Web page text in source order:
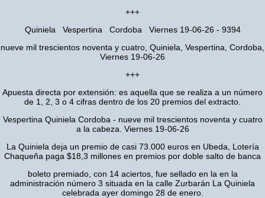
+++
Quiniela Vespertina Cordoba Viernes 19-06-26 - 9394
nueve mil trescientos noventa y cuatro, Quiniela, Vespertina, Cordoba,
Viernes 19-06-26
+++
Apuesta directa por extensión: es aquella que se realiza a un número
de 1, 2, 3 o 4 cifras dentro de los 20 premios del extracto.
Vespertina Quiniela Cordoba - nueve mil trescientos noventa y cuatro
a la cabeza. Viernes 19-06-26
La Quiniela deja un premio de casi 73.000 euros en Ubeda, Lotería
Chaqueña paga $18,3 millones en premios por doble salto de banca
boleto premiado, con 14 aciertos, fue sellado en la en la
administración número 3 situada en la calle Zurbarán La Quiniela
celebrada ayer domingo 28 de enero.